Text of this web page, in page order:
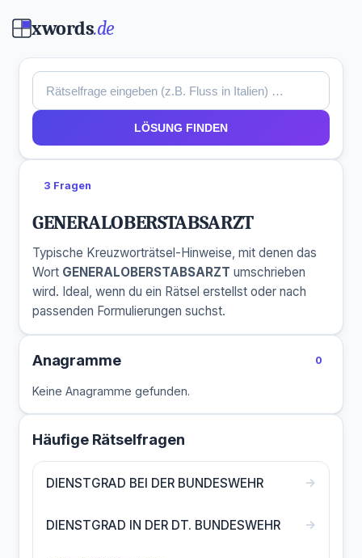
xwords.de
LÖSUNG FINDEN
3 Fragen
GENERALOBERSTABSARZT
Typische Kreuzworträtsel-Hinweise, mit denen das
Wort GENERALOBERSTABSARZT umschrieben
wird. Ideal, wenn du ein Rätsel erstellst oder nach
passenden Formulierungen suchst.
Anagramme 0
Keine Anagramme gefunden.
Häufige Rätselfragen
DIENSTGRAD BEI DER BUNDESWEHR →
DIENSTGRAD IN DER DT. BUNDESWEHR →